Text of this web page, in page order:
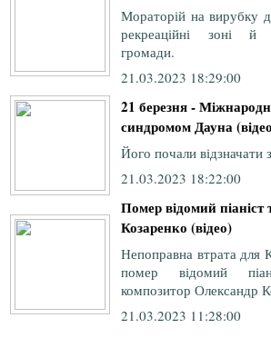
Мораторій на вирубку
рекреаційні зоні й
громади.
21.03.2023 18:29:00
21 березня -
синдромом Дауна
Його почали відзначати
21.03.2023 18:22:00
Помер відомий
Козаренко (відео)
Непоправна втрата для
помер відомий
композитор Олександр
21.03.2023 11:28:00